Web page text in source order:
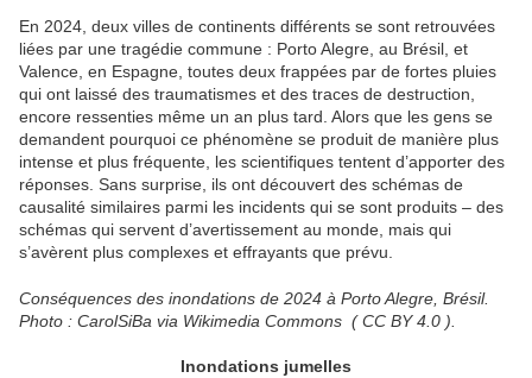
En 2024, deux villes de continents différents se sont retrouvées
liées par une tragédie commune : Porto Alegre, au Brésil, et
Valence, en Espagne, toutes deux frappées par de fortes pluies
qui ont laissé des traumatismes et des traces de destruction,
encore ressenties même un an plus tard. Alors que les gens se
demandent pourquoi ce phénomène se produit de manière plus
intense et plus fréquente, les scientifiques tentent d’apporter des
réponses. Sans surprise, ils ont découvert des schémas de
causalité similaires parmi les incidents qui se sont produits – des
schémas qui servent d’avertissement au monde, mais qui
s’avèrent plus complexes et effrayants que prévu.
Conséquences des inondations de 2024 à Porto Alegre, Brésil.
Photo : CarolSiBa via Wikimedia Commons ( CC BY 4.0 ).
Inondations jumelles